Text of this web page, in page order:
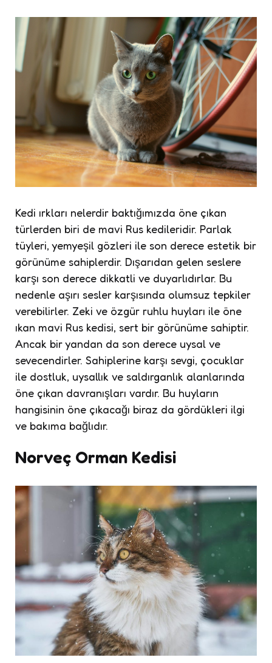
Kedi ırkları nelerdir baktığımızda öne çıkan
türlerden biri de mavi Rus kedileridir. Parlak
tüyleri, yemyeşil gözleri ile son derece estetik bir
görünüme sahiplerdir. Dışarıdan gelen seslere
karşı son derece dikkatli ve duyarlıdırlar. Bu
nedenle aşırı sesler karşısında olumsuz tepkiler
verebilirler. Zeki ve özgür ruhlu huyları ile öne
ıkan mavi Rus kedisi, sert bir görünüme sahiptir.
Ancak bir yandan da son derece uysal ve
sevecendirler. Sahiplerine karşı sevgi, çocuklar
ile dostluk, uysallık ve saldırganlık alanlarında
öne çıkan davranışları vardır. Bu huyların
hangisinin öne çıkacağı biraz da gördükleri ilgi
ve bakıma bağlıdır.
Norveç Orman Kedisi